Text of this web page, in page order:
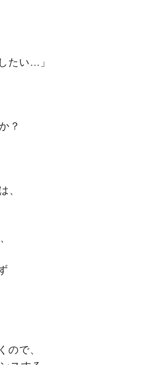
ゴッドハンド通信とは
たい…」
？
、
ので、